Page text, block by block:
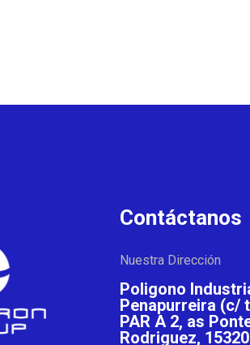
Contáctanos
Nuestra Dirección
Poligono
Penapurreira (c/
PAR A 2, as
Rodriguez,